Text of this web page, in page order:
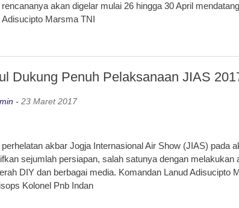
akan digelar mulai 26 hingga 30 April
Marsma TNI
Dukung Penuh Pelaksanaan JIAS
- 23 Maret 2017
akbar Jogja Internasional Air Show (JIAS) pada
sejumlah persiapan, salah satunya dengan melakukan
DIY dan berbagai media. Komandan Lanud Adisucipto
Kolonel Pnb Indan